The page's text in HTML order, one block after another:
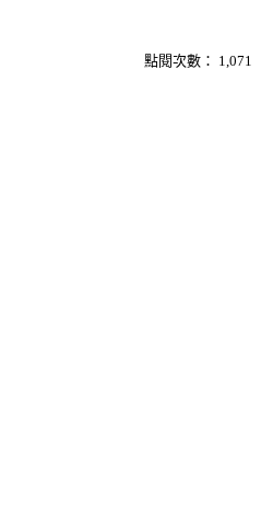
點閱次數： 1,071